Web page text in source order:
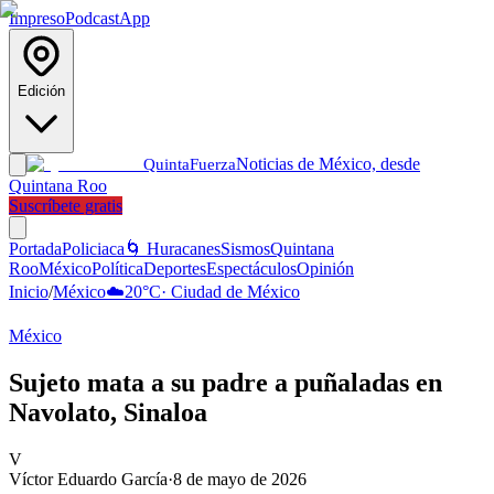
ImpresoPodcastApp
Edición
QuintaFuerzaNoticias de México, desde
Quintana Roo
Suscríbete gratis
PortadaPoliciaca 🌀 HuracanesSismosQuintana
RooMéxicoPolíticaDeportesEspectáculosOpinión
Inicio/México☁️20°C· Ciudad de México
México
Sujeto mata a su padre a puñaladas en
Navolato, Sinaloa
V
Víctor Eduardo García·8 de mayo de 2026